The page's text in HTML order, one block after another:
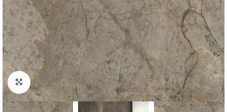
Padidinti nuotrauką